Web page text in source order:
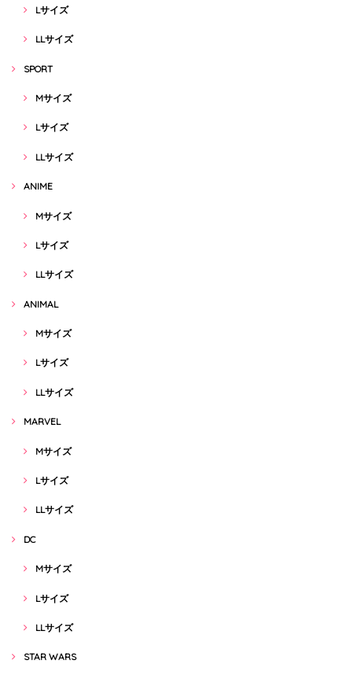
Lサイズ
LLサイズ
SPORT
Mサイズ
Lサイズ
LLサイズ
ANIME
Mサイズ
Lサイズ
LLサイズ
ANIMAL
Mサイズ
Lサイズ
LLサイズ
MARVEL
Mサイズ
Lサイズ
LLサイズ
DC
Mサイズ
Lサイズ
LLサイズ
STAR WARS